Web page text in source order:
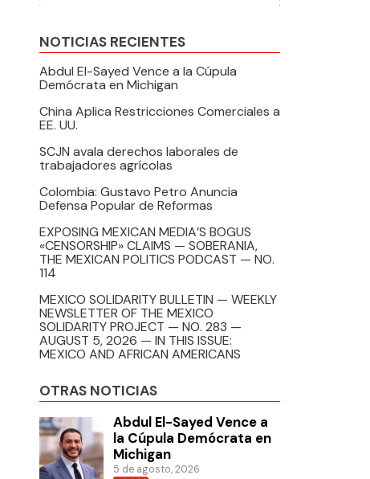
NOTICIAS RECIENTES
Abdul El-Sayed Vence a la Cúpula
Demócrata en Michigan
China Aplica Restricciones Comerciales a
EE. UU.
SCJN avala derechos laborales de
trabajadores agrícolas
Colombia: Gustavo Petro Anuncia
Defensa Popular de Reformas
EXPOSING MEXICAN MEDIA’S BOGUS
«CENSORSHIP» CLAIMS — SOBERANIA,
THE MEXICAN POLITICS PODCAST — NO.
114
MEXICO SOLIDARITY BULLETIN — WEEKLY
NEWSLETTER OF THE MEXICO
SOLIDARITY PROJECT — NO. 283 —
AUGUST 5, 2026 — IN THIS ISSUE:
MEXICO AND AFRICAN AMERICANS
OTRAS NOTICIAS
Abdul El-Sayed Vence a
la Cúpula Demócrata en
Michigan
5 de agosto, 2026